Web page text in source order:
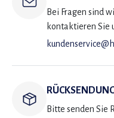
Bei Fragen sind
kontaktieren Sie
Bitte senden Sie